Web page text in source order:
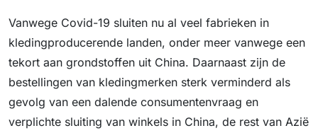
Vanwege Covid-19 sluiten nu al veel fabrieken in
kledingproducerende landen, onder meer vanwege een
tekort aan grondstoffen uit China. Daarnaast zijn de
bestellingen van kledingmerken sterk verminderd als
gevolg van een dalende consumentenvraag en
verplichte sluiting van winkels in China, de rest van Azië